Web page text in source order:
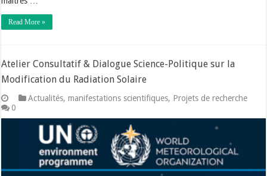
Read More »
Atelier Consultatif & Dialogue Science-Politique sur la
Modification du Radiation Solaire
Actualités,manifestations scientifiques, Projets de recherche
0